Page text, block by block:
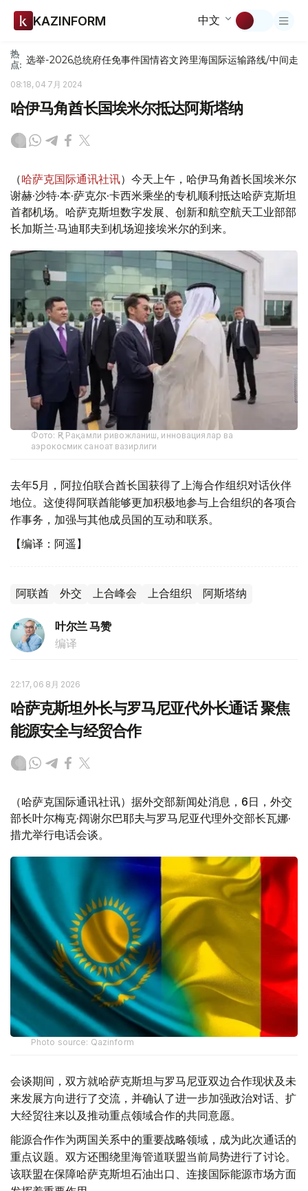
KAZINFORM 中文
热
点: 选举-2026总统府任免事件国情咨文跨里海国际运输路线/中间走廊
08:18, 04 7月 2024
哈伊马角酋长国埃米尔抵达阿斯塔纳
（哈萨克国际通讯社讯）今天上午，哈伊马角酋长国埃米尔
谢赫·沙特·本·萨克尔·卡西米乘坐的专机顺利抵达哈萨克斯坦
首都机场。哈萨克斯坦数字发展、创新和航空航天工业部部
长加斯兰·马迪耶夫到机场迎接埃米尔的到来。
Фото: ҚР Рақамли ривожланиш, инновациялар ва
аэрокосмик саноат вазирлиги
去年5月，阿拉伯联合酋长国获得了上海合作组织对话伙伴
地位。这使得阿联酋能够更加积极地参与上合组织的各项合
作事务，加强与其他成员国的互动和联系。
【编译：阿遥】
阿联酋 外交 上合峰会 上合组织 阿斯塔纳
叶尔兰 马赞
编译
22:17, 06 8月 2026
哈萨克斯坦外长与罗马尼亚代外长通话 聚焦
能源安全与经贸合作
（哈萨克国际通讯社讯）据外交部新闻处消息，6日，外交
部长叶尔梅克·阔谢尔巴耶夫与罗马尼亚代理外交部长瓦娜·
措尤举行电话会谈。
Photo source: Qazinform
会谈期间，双方就哈萨克斯坦与罗马尼亚双边合作现状及未
来发展方向进行了交流，并确认了进一步加强政治对话、扩
大经贸往来以及推动重点领域合作的共同意愿。
能源合作作为两国关系中的重要战略领域，成为此次通话的
重点议题。双方还围绕里海管道联盟当前局势进行了讨论。
该联盟在保障哈萨克斯坦石油出口、连接国际能源市场方面